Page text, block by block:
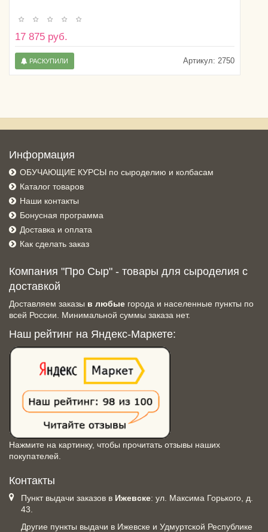
17 875 руб.
Артикул: 2750
РАСКУПИЛИ
Информация
ОБУЧАЮЩИЕ КУРСЫ по сыроделию и колбасам
Каталог товаров
Наши контакты
Бонусная программа
Доставка и оплата
Как сделать заказ
Компания "Про Сыр" - товары для сыроделия с
доставкой
Доставляем заказы в любые города и населенные пункты по
всей России. Минимальной суммы заказа нет.
Наш рейтинг на Яндекс-Маркете:
Нажмите на картинку, чтобы прочитать отзывы наших
покупателей.
Контакты
Пункт выдачи заказов в Ижевске: ул. Максима Горького, д.
43.
Другие пункты выдачи в Ижевске и Удмуртской Республике